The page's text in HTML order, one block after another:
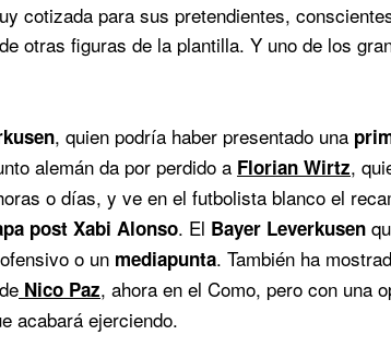
cotizada para sus pretendientes,
otras figuras de la plantilla. Y uno de los
, quien podría haber presentado una
alemán da por perdido a Florian Wirtz,
o días, y ve en el futbolista blanco el
post Xabi Alonso. El Bayer Leverkusen
o un mediapunta. También ha
Nico Paz, ahora en el Como, pero con una
acabará ejerciendo.